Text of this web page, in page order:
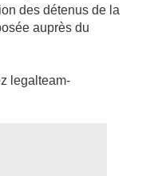
des détenus de la
auprès du
legalteam-